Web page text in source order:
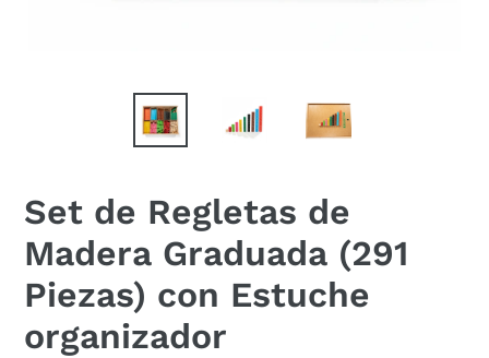
Set de Regletas de
Madera Graduada (291
Piezas) con Estuche
organizador